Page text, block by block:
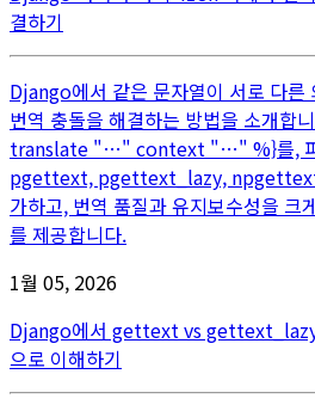
결하기
Django에서 같은 문자열이 서로 다른
번역 충돌을 해결하는 방법을 소개합
translate "…" context "…" %}를, 파
pgettext, pgettext_lazy,
가하고, 번역 품질과 유지보수성을 크
를 제공합니다.
1월 05, 2026
Django에서 gettext vs gettext_lazy
으로 이해하기